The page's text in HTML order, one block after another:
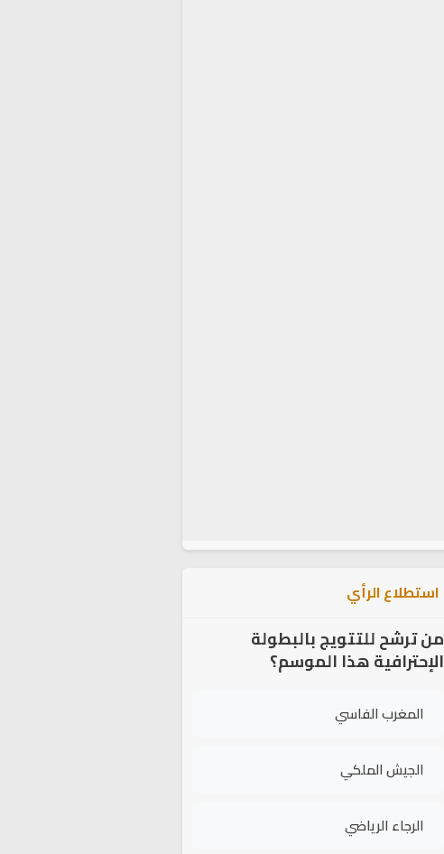
استطلاع الرأي
من ترشح للتتويج بالبطولة
الإحترافية هذا الموسم؟
المغرب الفاسي
الجيش الملكي
الرجاء الرياضي